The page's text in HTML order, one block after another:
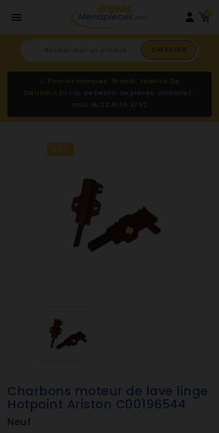
 0
CHERCHER
⚠️ Pour les marques : Brandt, Vedette, De
Dietrich ⚠️ En cas de besoin de pièces, contactez-
nous au 02 41 65 37 52
Neuf
Charbons moteur de lave linge
Hotpoint Ariston C00196544
Neuf